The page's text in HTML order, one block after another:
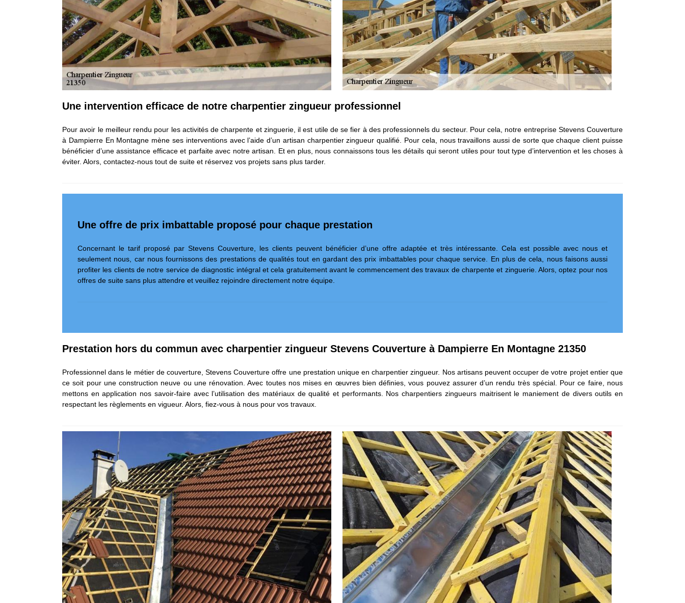
Une intervention efficace de notre charpentier zingueur professionnel
Pour avoir le meilleur rendu pour les activités de charpente et zinguerie, il est utile de se fier à des professionnels du secteur. Pour cela, notre entreprise Stevens Couverture
à Dampierre En Montagne mène ses interventions avec l’aide d’un artisan charpentier zingueur qualifié. Pour cela, nous travaillons aussi de sorte que chaque client puisse
bénéficier d’une assistance efficace et parfaite avec notre artisan. Et en plus, nous connaissons tous les détails qui seront utiles pour tout type d’intervention et les choses à
éviter. Alors, contactez-nous tout de suite et réservez vos projets sans plus tarder.
Une offre de prix imbattable proposé pour chaque prestation
Concernant le tarif proposé par Stevens Couverture, les clients peuvent bénéficier d’une offre adaptée et très intéressante. Cela est possible avec nous et
seulement nous, car nous fournissons des prestations de qualités tout en gardant des prix imbattables pour chaque service. En plus de cela, nous faisons aussi
profiter les clients de notre service de diagnostic intégral et cela gratuitement avant le commencement des travaux de charpente et zinguerie. Alors, optez pour nos
offres de suite sans plus attendre et veuillez rejoindre directement notre équipe.
Prestation hors du commun avec charpentier zingueur Stevens Couverture à Dampierre En Montagne 21350
Professionnel dans le métier de couverture, Stevens Couverture offre une prestation unique en charpentier zingueur. Nos artisans peuvent occuper de votre projet entier que
ce soit pour une construction neuve ou une rénovation. Avec toutes nos mises en œuvres bien définies, vous pouvez assurer d’un rendu très spécial. Pour ce faire, nous
mettons en application nos savoir-faire avec l’utilisation des matériaux de qualité et performants. Nos charpentiers zingueurs maitrisent le maniement de divers outils en
respectant les règlements en vigueur. Alors, fiez-vous à nous pour vos travaux.